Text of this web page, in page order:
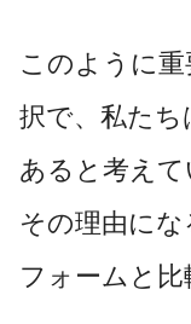
このように重
択で、 私たち
あると考えて
その理由に
フォームと比